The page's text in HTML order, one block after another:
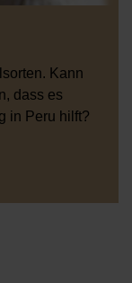
anbieten
zu
zu Ihrer
für
Kann
dass es
in Peru hilft?